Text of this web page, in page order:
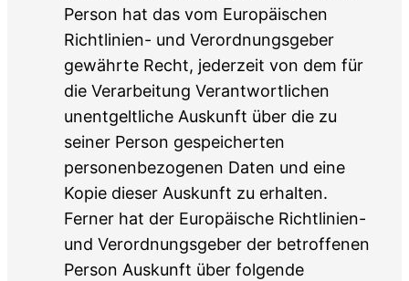
Person hat das vom Europäischen
Richtlinien- und Verordnungsgeber
gewährte Recht, jederzeit von dem für
die Verarbeitung Verantwortlichen
unentgeltliche Auskunft über die zu
seiner Person gespeicherten
personenbezogenen Daten und eine
Kopie dieser Auskunft zu erhalten.
Ferner hat der Europäische Richtlinien-
und Verordnungsgeber der betroffenen
Person Auskunft über folgende